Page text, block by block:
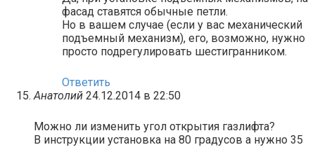
фасад ставятся обычные петли.
Но в вашем случае (если у вас механический
подъемный механизм), его, возможно, нужно
просто подрегулировать шестигранником.
Ответить
Анатолий 24.12.2014 в 22:50
Можно ли изменить угол открытия газлифта?
В инструкции установка на 80 градусов а нужно 35